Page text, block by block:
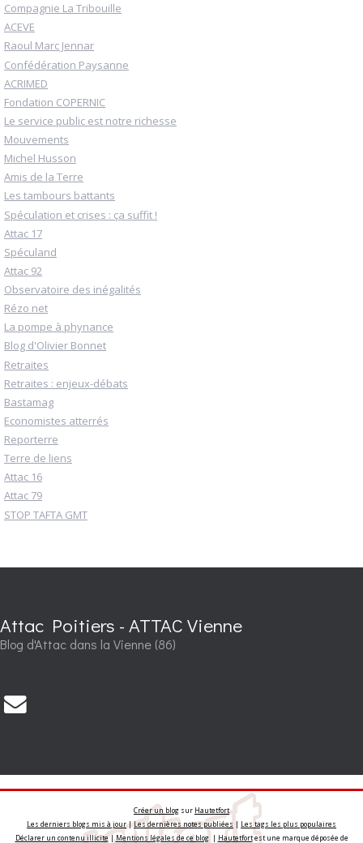
Compagnie La Tribouille
ACEVE
Raoul Marc Jennar
Confédération Paysanne
ACRIMED
Fondation COPERNIC
Le service public est notre richesse
Mouvements
Michel Husson
Amis de la Terre
Les tambours battants
Spéculation et crises : ça suffit !
Attac 17
Spéculand
Attac 92
Observatoire des inégalités
Rézo net
La pompe à phynance
Blog d'Olivier Bonnet
Retraites
Retraites : enjeux-débats
Bastamag
Economistes atterrés
Reporterre
Terre de liens
Attac 16
Attac 79
STOP TAFTA GMT
Attac Poitiers - ATTAC Vienne
Blog d'Attac dans la Vienne (86)
Créer un blog sur Hautetfort
Les derniers blogs mis à jour|Les dernières notes publiées | Les tags les plus populaires
Déclarer un contenu illicite|Mentions légales de ce blog| Hautetfortest une marque déposée de